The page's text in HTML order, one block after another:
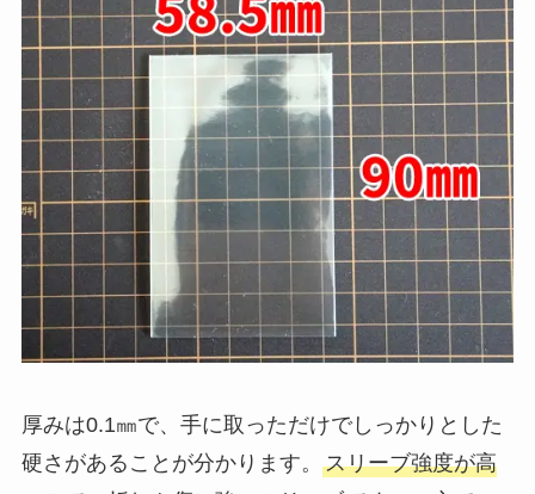
厚みは0.1㎜で、手に取っただけでしっかりとした
硬さがあることが分かります。 スリーブ強度が高